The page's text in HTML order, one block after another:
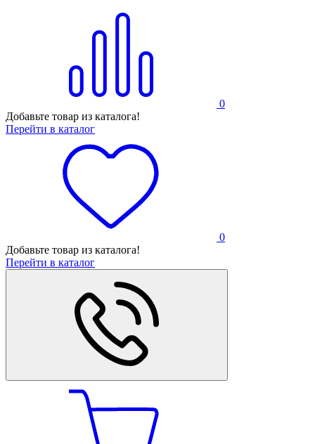
0
Добавьте товар из каталога!
Перейти в каталог
0
Добавьте товар из каталога!
Перейти в каталог